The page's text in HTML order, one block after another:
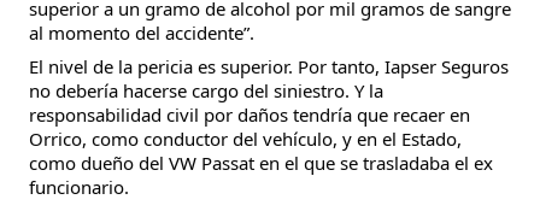
superior a un gramo de alcohol por mil gramos de sangre
al momento del accidente”.
El nivel de la pericia es superior. Por tanto, Iapser Seguros
no debería hacerse cargo del siniestro. Y la
responsabilidad civil por daños tendría que recaer en
Orrico, como conductor del vehículo, y en el Estado,
como dueño del VW Passat en el que se trasladaba el ex
funcionario.